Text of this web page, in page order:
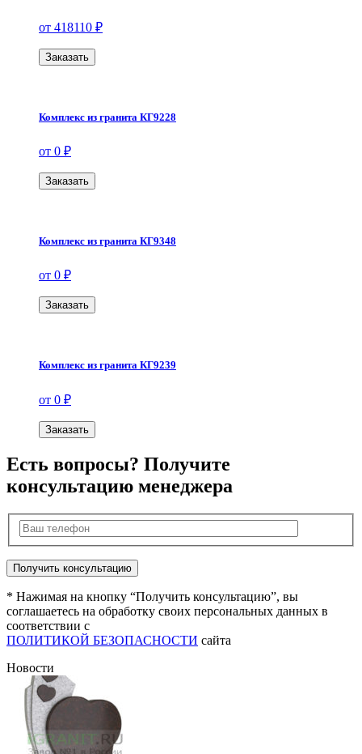
от 418110 ₽
Заказать
Комплекс из гранита КГ9228
от 0 ₽
Заказать
Комплекс из гранита КГ9348
от 0 ₽
Заказать
Комплекс из гранита КГ9239
от 0 ₽
Заказать
Есть вопросы? Получите
консультацию менеджера
* Нажимая на кнопку “Получить консультацию”, вы
соглашаетесь на обработку своих персональных данных в
соответствии с
ПОЛИТИКОЙ БЕЗОПАСНОСТИ сайта
Новости